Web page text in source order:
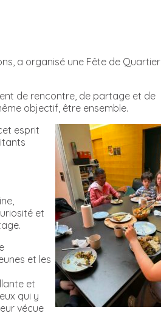
a organisé une Fête de Quartier
de rencontre, de partage et de
objectif, être ensemble.
esprit
et
et les
et
qui y
vécue